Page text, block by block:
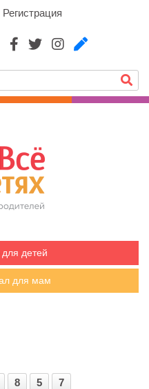
Регистрация
детей
для мам
8 5 7